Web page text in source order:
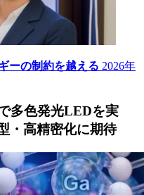
ーの制約を越える 2026年
多色発光LEDを実
・高精密化に期待